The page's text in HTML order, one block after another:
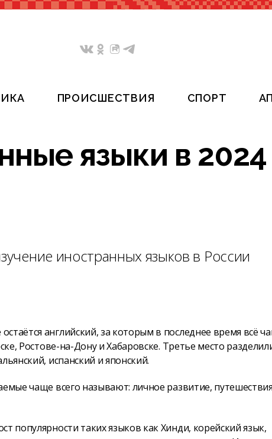
ПРОИСШЕСТВИЯ СПОРТ
языки в 2024
иностранных языков в России
английский, за которым в последнее время всё
Ростове-на-Дону и Хабаровске. Третье место
испанский и японский.
чаще всего называют: личное развитие,
популярности таких языков как Хинди, корейский язык,